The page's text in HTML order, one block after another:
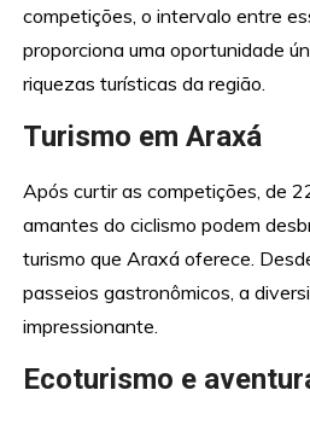
competições, o intervalo entre
proporciona uma oportunidade
riquezas turísticas da região.
Turismo em Araxá
Após curtir as competições, de
amantes do ciclismo podem
turismo que Araxá oferece.
passeios gastronômicos, a
impressionante.
Ecoturismo e